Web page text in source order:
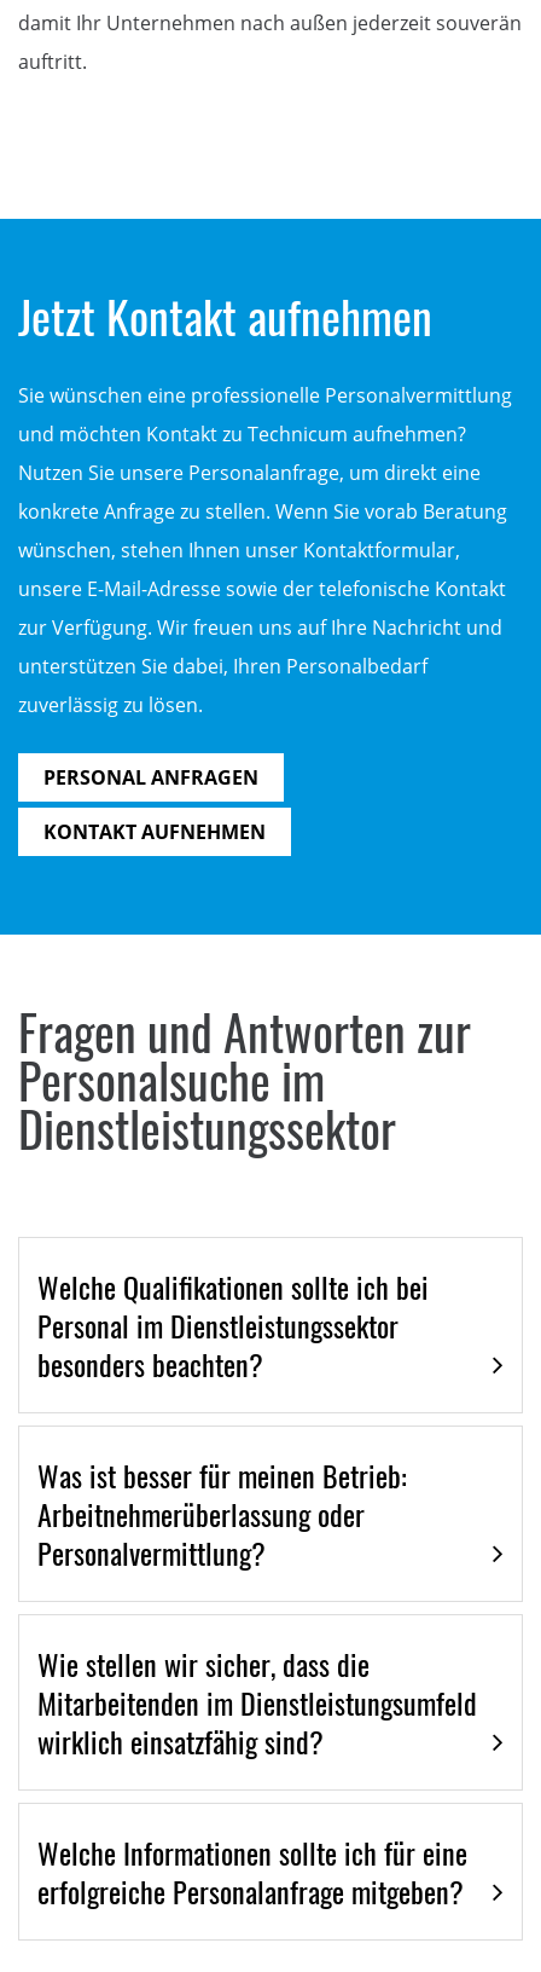
damit Ihr Unternehmen nach außen jederzeit souverän
auftritt.
Jetzt Kontakt aufnehmen
Sie wünschen eine professionelle Personalvermittlung
und möchten Kontakt zu Technicum aufnehmen?
Nutzen Sie unsere Personalanfrage, um direkt eine
konkrete Anfrage zu stellen. Wenn Sie vorab Beratung
wünschen, stehen Ihnen unser Kontaktformular,
unsere E-Mail-Adresse sowie der telefonische Kontakt
zur Verfügung. Wir freuen uns auf Ihre Nachricht und
unterstützen Sie dabei, Ihren Personalbedarf
zuverlässig zu lösen.
PERSONAL ANFRAGEN
KONTAKT AUFNEHMEN
Fragen und Antworten zur
Personalsuche im
Dienstleistungssektor
Welche Qualifikationen sollte ich bei
Personal im Dienstleistungssektor
besonders beachten?
Was ist besser für meinen Betrieb:
Arbeitnehmerüberlassung oder
Personalvermittlung?
Wie stellen wir sicher, dass die
Mitarbeitenden im Dienstleistungsumfeld
wirklich einsatzfähig sind?
Welche Informationen sollte ich für eine
erfolgreiche Personalanfrage mitgeben?